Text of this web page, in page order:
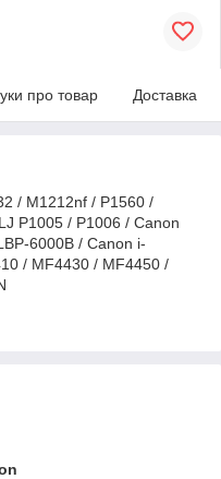
про товар Доставка
/ M1212nf / P1560 /
P1005 / P1006 / Canon
6000B / Canon i-
/ MF4430 / MF4450 /